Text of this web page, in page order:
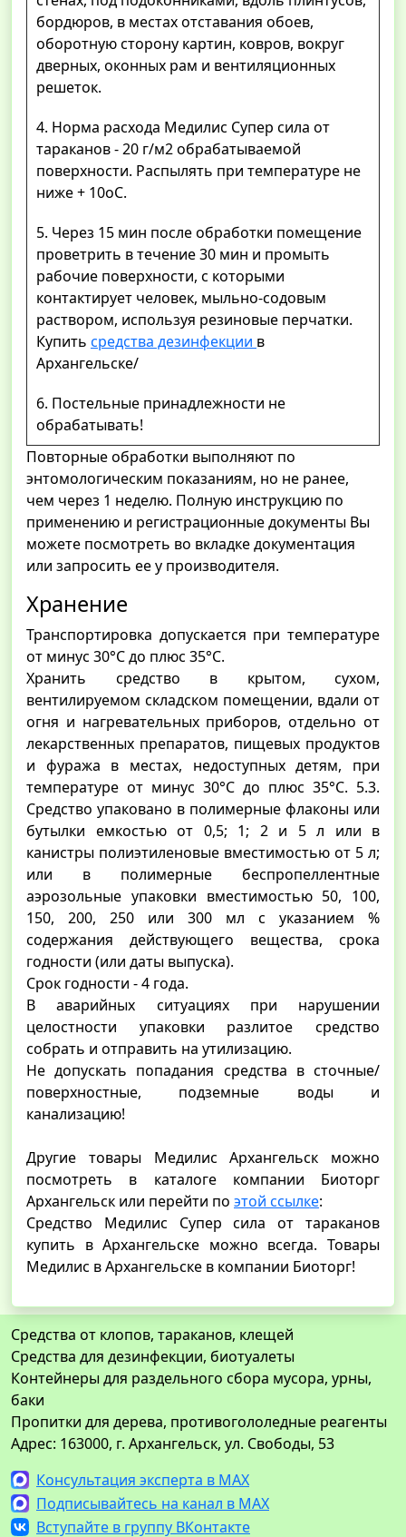
бордюров, в местах отставания обоев,
оборотную сторону картин, ковров, вокруг
дверных, оконных рам и вентиляционных
решеток.
4. Норма расхода Медилис Супер сила от
тараканов - 20 г/м2 обрабатываемой
поверхности. Распылять при температуре не
ниже + 10оС.
5. Через 15 мин после обработки помещение
проветрить в течение 30 мин и промыть
рабочие поверхности, с которыми
контактирует человек, мыльно-содовым
раствором, используя резиновые перчатки.
Купить средства дезинфекции в
Архангельске/
6. Постельные принадлежности не
обрабатывать!
Повторные обработки выполняют по
энтомологическим показаниям, но не ранее,
чем через 1 неделю. Полную инструкцию по
применению и регистрационные документы Вы
можете посмотреть во вкладке документация
или запросить ее у производителя.
Хранение
Транспортировка допускается при температуре
от минус 30°С до плюс 35°С.
Хранить средство в крытом, сухом,
вентилируемом складском помещении, вдали от
огня и нагревательных приборов, отдельно от
лекарственных препаратов, пищевых продуктов
и фуража в местах, недоступных детям, при
температуре от минус 30°С до плюс 35°С. 5.3.
Средство упаковано в полимерные флаконы или
бутылки емкостью от 0,5; 1; 2 и 5 л или в
канистры полиэтиленовые вместимостью от 5 л;
или в полимерные беспропеллентные
аэрозольные упаковки вместимостью 50, 100,
150, 200, 250 или 300 мл с указанием %
содержания действующего вещества, срока
годности (или даты выпуска).
Срок годности - 4 года.
В аварийных ситуациях при нарушении
целостности упаковки разлитое средство
собрать и отправить на утилизацию.
Не допускать попадания средства в сточные/
поверхностные, подземные воды и
канализацию!
Другие товары Медилис Архангельск можно
посмотреть в каталоге компании Биоторг
Архангельск или перейти по этой ссылке:
Средство Медилис Супер сила от тараканов
купить в Архангельске можно всегда. Товары
Медилис в Архангельске в компании Биоторг!
Средства от клопов, тараканов, клещей
Средства для дезинфекции, биотуалеты
Контейнеры для раздельного сбора мусора, урны,
баки
Пропитки для дерева, противогололедные реагенты
Адрес: 163000, г. Архангельск, ул. Свободы, 53
Консультация эксперта в MAX
Подписывайтесь на канал в MAX
Вступайте в группу ВКонтакте